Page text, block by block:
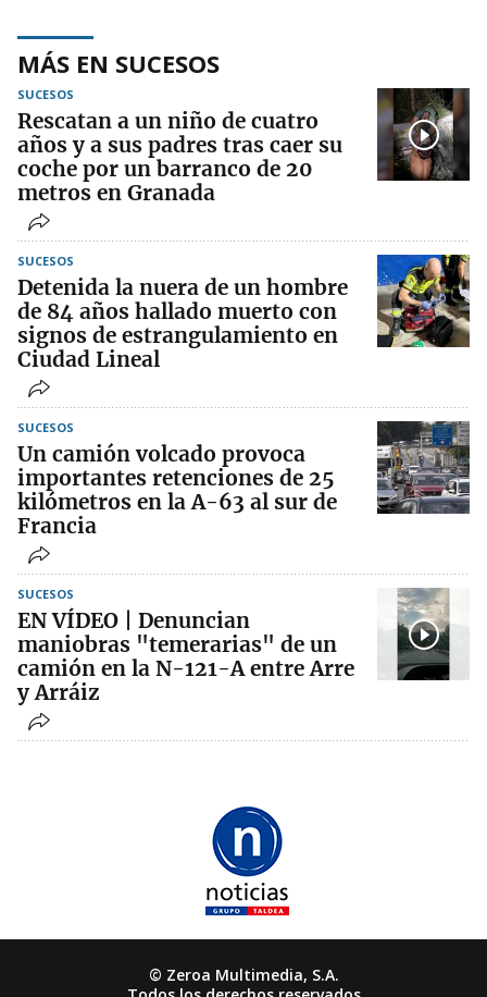
MÁS EN SUCESOS
SUCESOS
Rescatan a un niño de cuatro
años y a sus padres tras caer su
coche por un barranco de 20
metros en Granada
SUCESOS
Detenida la nuera de un hombre
de 84 años hallado muerto con
signos de estrangulamiento en
Ciudad Lineal
SUCESOS
Un camión volcado provoca
importantes retenciones de 25
kilómetros en la A-63 al sur de
Francia
SUCESOS
EN VÍDEO | Denuncian
maniobras "temerarias" de un
camión en la N-121-A entre Arre
y Arráiz
© Zeroa Multimedia, S.A.